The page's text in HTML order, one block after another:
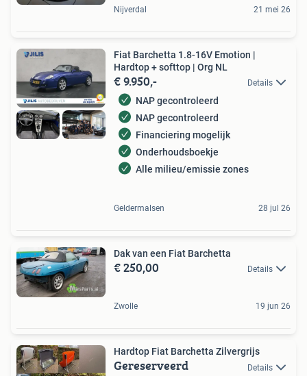
Nijverdal 21 mei 26
Fiat Barchetta 1.8-16V Emotion |
Hardtop + softtop | Org NL
€ 9.950,- Details
NAP gecontroleerd
NAP gecontroleerd
Financiering mogelijk
Onderhoudsboekje
Alle milieu/emissie zones
Geldermalsen 28 jul 26
Dak van een Fiat Barchetta
€ 250,00 Details
Zwolle 19 jun 26
Hardtop Fiat Barchetta Zilvergrijs
Gereserveerd Details